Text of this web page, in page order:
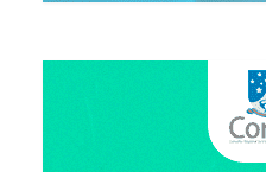
Clube de Vantagens
Valores dos serviços